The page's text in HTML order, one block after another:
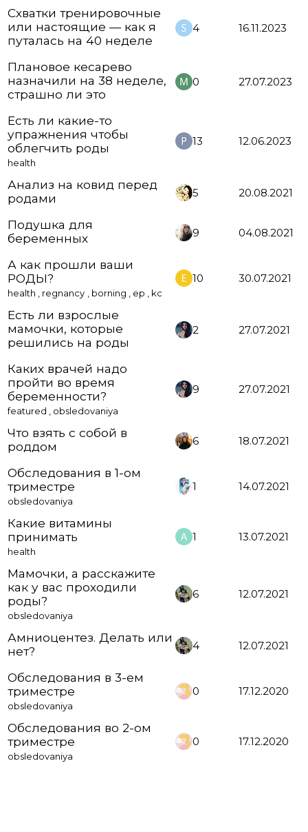
Схватки тренировочные
или настоящие — как я
путалась на 40 неделе
4 16.11.2023
Плановое кесарево
назначили на 38 неделе,
страшно ли это
0 27.07.2023
Есть ли какие-то
упражнения чтобы
облегчить роды
health
13 12.06.2023
Анализ на ковид перед
родами
5 20.08.2021
Подушка для
беременных
9 04.08.2021
А как прошли ваши
РОДЫ?
health regnancy borning ep kc
10 30.07.2021
Есть ли взрослые
мамочки, которые
решились на роды
2 27.07.2021
Каких врачей надо
пройти во время
беременности?
featured obsledovaniya
9 27.07.2021
Что взять с собой в
роддом
6 18.07.2021
Обследования в 1-ом
триместре
obsledovaniya
1 14.07.2021
Какие витамины
принимать
health
1 13.07.2021
Мамочки, а расскажите
как у вас проходили
роды?
obsledovaniya
6 12.07.2021
Амниоцентез. Делать или
нет?
4 12.07.2021
Обследования в 3-ем
триместре
obsledovaniya
0 17.12.2020
Обследования во 2-ом
триместре
obsledovaniya
0 17.12.2020